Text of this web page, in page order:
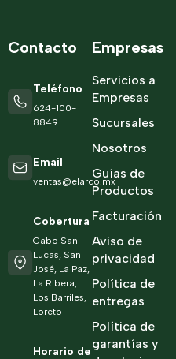
Empresas
Servicios a
Empresas
Sucursales
Nosotros
Guías de
Productos
Facturación
Aviso de
privacidad
Política de
entregas
Política de
garantías y
Contacto
Teléfono
624-100-
8849
Email
ventas@elarco.mx
Cobertura
Cabo San
Lucas, San
José, La Paz,
La Ribera,
Los Barriles,
Loreto
Horario de